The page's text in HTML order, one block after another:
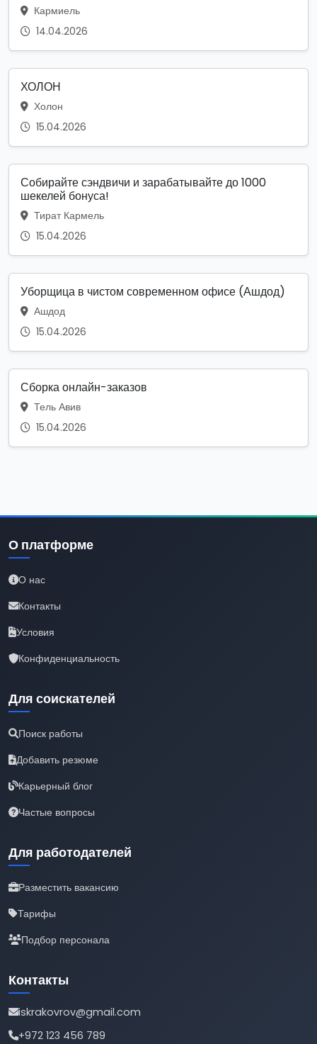
Кармиель
14.04.2026
ХОЛОН
Холон
15.04.2026
Собирайте сэндвичи и зарабатывайте до 1000
шекелей бонуса!
Тират Кармель
15.04.2026
Уборщица в чистом современном офисе (Ашдод)
Ашдод
15.04.2026
Сборка онлайн-заказов
Тель Авив
15.04.2026
О платформе
О нас
Контакты
Условия
Конфиденциальность
Для соискателей
Поиск работы
Добавить резюме
Карьерный блог
Частые вопросы
Для работодателей
Разместить вакансию
Тарифы
Подбор персонала
Контакты
iskrakovrov@gmail.com
+972 123 456 789